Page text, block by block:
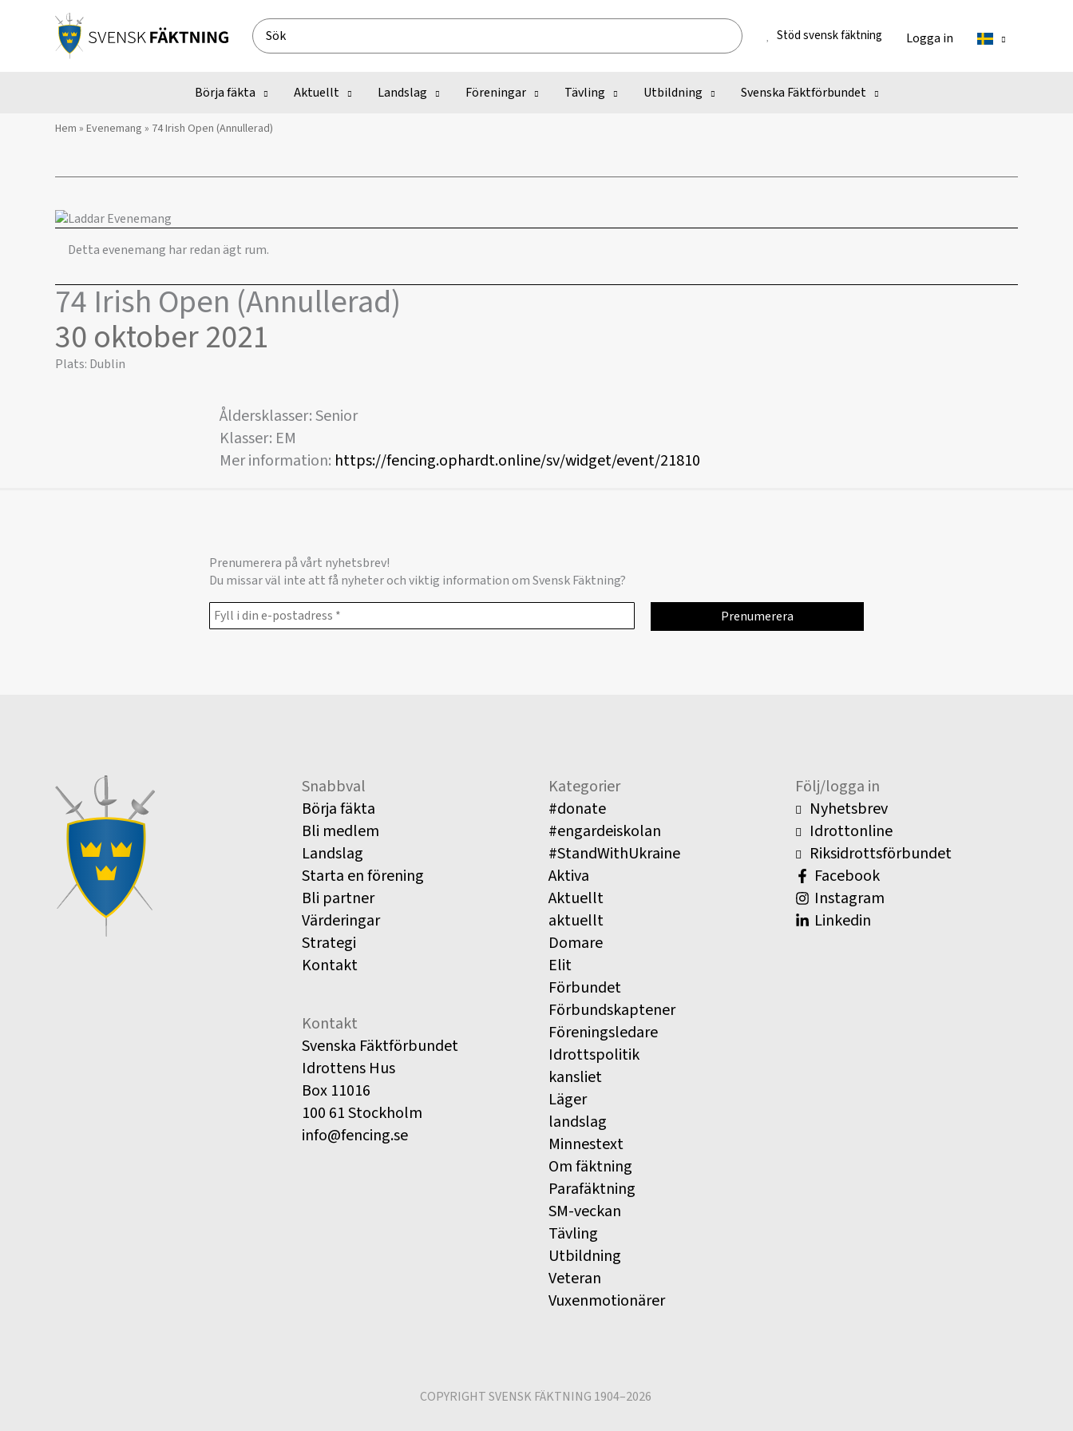
Search
for:
Stöd svensk fäktning Logga in
Börja fäkta Aktuellt Landslag Föreningar Tävling Utbildning Svenska Fäktförbundet
Hem » Evenemang » 74 Irish Open (Annullerad)
Detta evenemang har redan ägt rum.
74 Irish Open (Annullerad)
30 oktober 2021
Plats: Dublin
Åldersklasser: Senior
Klasser: EM
Mer information: https://fencing.ophardt.online/sv/widget/event/21810
Prenumerera på vårt nyhetsbrev!
Du missar väl inte att få nyheter och viktig information om Svensk Fäktning?
Snabbval
Börja fäkta
Bli medlem
Landslag
Starta en förening
Bli partner
Värderingar
Strategi
Kontakt
Kontakt
Svenska Fäktförbundet
Idrottens Hus
Box 11016
100 61 Stockholm
info@fencing.se
Kategorier
#donate
#engardeiskolan
#StandWithUkraine
Aktiva
Aktuellt
aktuellt
Domare
Elit
Förbundet
Förbundskaptener
Föreningsledare
Idrottspolitik
kansliet
Läger
landslag
Minnestext
Om fäktning
Parafäktning
SM-veckan
Tävling
Utbildning
Veteran
Vuxenmotionärer
Följ/logga in
Nyhetsbrev
Idrottonline
Riksidrottsförbundet
Facebook
Instagram
Linkedin
COPYRIGHT SVENSK FÄKTNING 1904–2026